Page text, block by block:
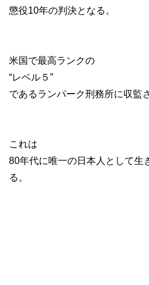
懲役10年の判決となる。
米国で最高ランクの
“レベル５”
であるランパーク刑務所に収監
これは
80年代に唯一の日本人として生
る。